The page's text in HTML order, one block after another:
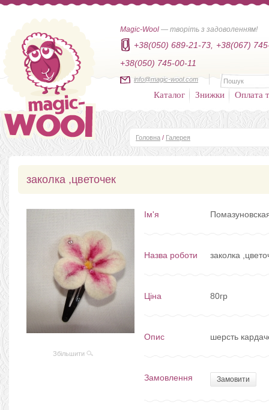
Magic-Wool — творіть з задоволенням!
+38(050) 689-21-73,
+38(067)
+38(050) 745-00-11
info@magic-wool.com
Каталог Знижки Оплата
Головна / Галерея
заколка ,цветочек
Збільшити
Ім'я
Назва роботи заколка
Ціна 80гр
Опис шерсть
Замовлення Замовити